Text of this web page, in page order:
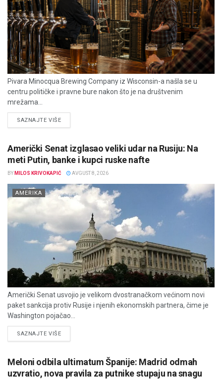
Pivara Minocqua Brewing Company iz Wisconsin-a našla se u
centru političke i pravne bure nakon što je na društvenim
mrežama...
SAZNAJTE VIŠEDETAILS
Američki Senat izglasao veliki udar na Rusiju: Na
meti Putin, banke i kupci ruske nafte
BY MILOS KRIVOKAPIĆ AVGUST 8, 2026
AMERIKA
Američki Senat usvojio je velikom dvostranačkom većinom novi
paket sankcija protiv Rusije i njenih ekonomskih partnera, čime je
Washington pojačao...
SAZNAJTE VIŠEDETAILS
Meloni odbila ultimatum Španije: Madrid odmah
uzvratio, nova pravila za putnike stupaju na snagu